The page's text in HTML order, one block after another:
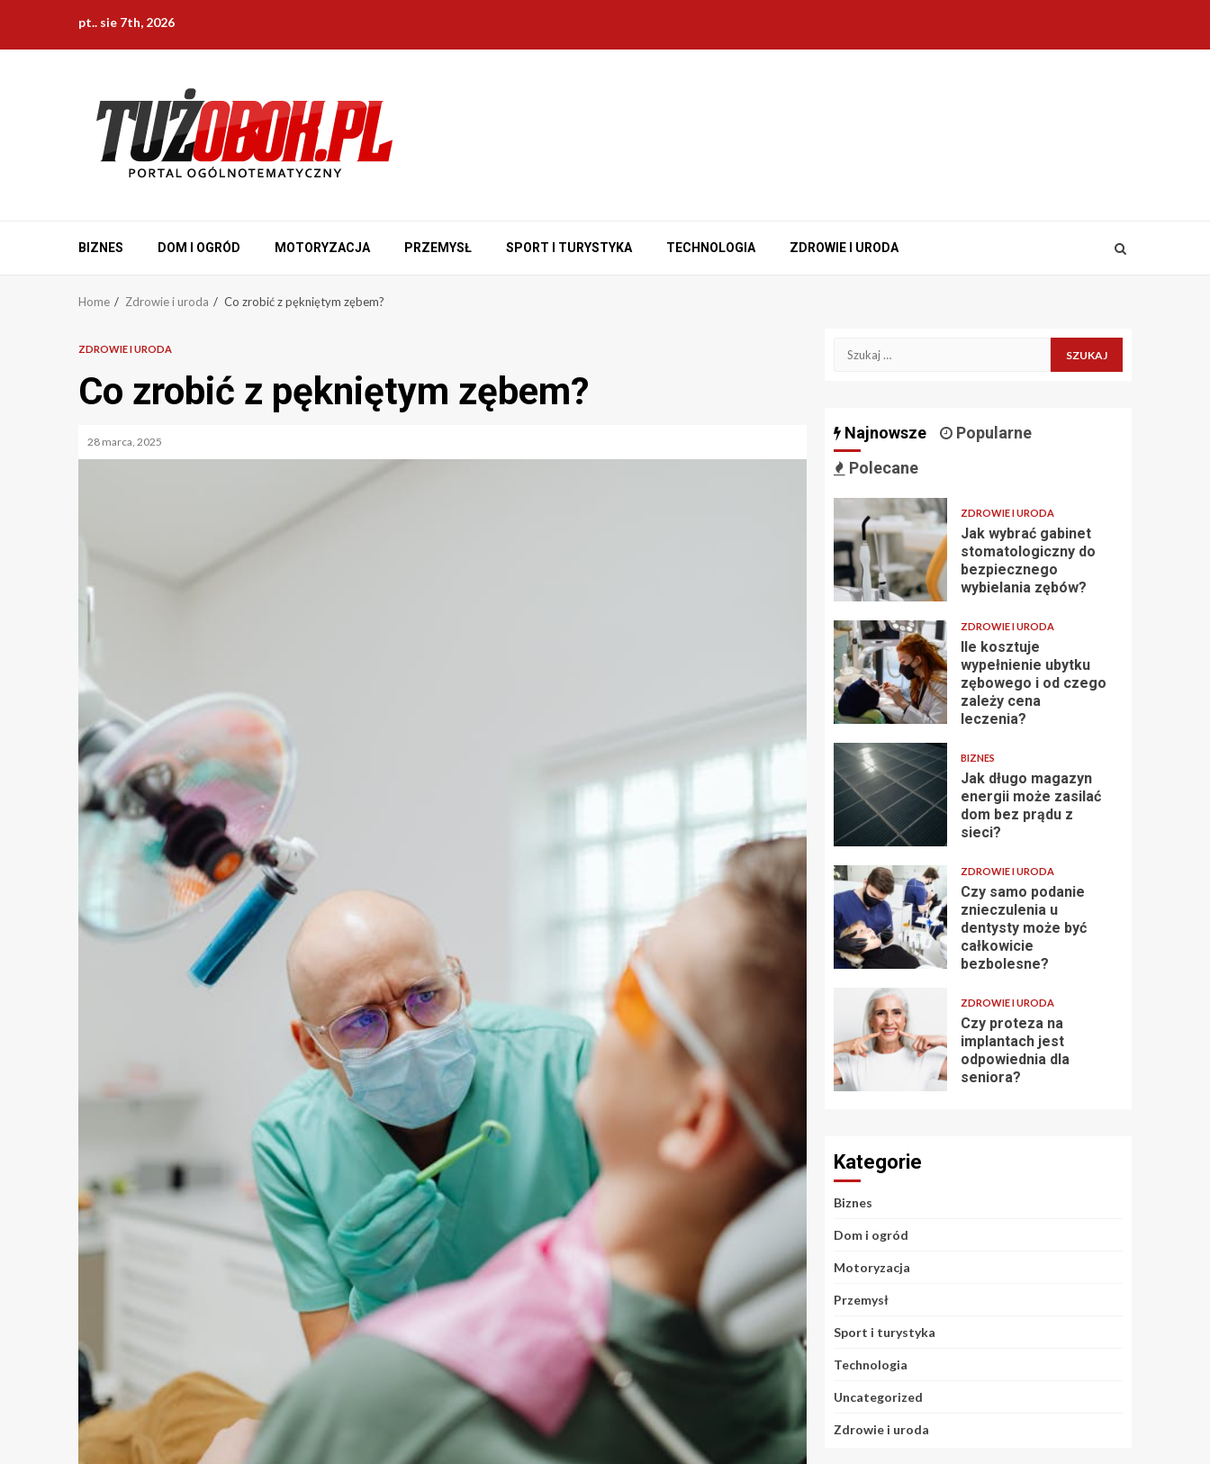
content
pt.. sie 7th, 2026
BIZNES DOM I OGRÓD MOTORYZACJA PRZEMYSŁ SPORT I TURYSTYKA TECHNOLOGIA ZDROWIE I URODA
Home Zdrowie i uroda Co zrobić z pękniętym zębem?
ZDROWIE I URODA
Co zrobić z pękniętym zębem?
28 marca, 2025
Szukaj:
Najnowsze
Popularne
Polecane
ZDROWIE I URODA
Jak wybrać gabinet
stomatologiczny do
bezpiecznego
wybielania zębów?
ZDROWIE I URODA
Ile kosztuje
wypełnienie ubytku
zębowego i od czego
zależy cena
leczenia?
BIZNES
Jak długo magazyn
energii może zasilać
dom bez prądu z
sieci?
ZDROWIE I URODA
Czy samo podanie
znieczulenia u
dentysty może być
całkowicie
bezbolesne?
ZDROWIE I URODA
Czy proteza na
implantach jest
odpowiednia dla
seniora?
Kategorie
Biznes
Dom i ogród
Motoryzacja
Przemysł
Sport i turystyka
Technologia
Uncategorized
Zdrowie i uroda